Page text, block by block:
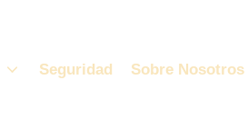
Seguridad Sobre Nosotros